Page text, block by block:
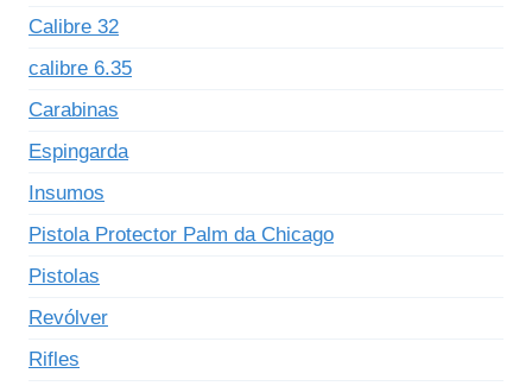
Calibre 32
calibre 6.35
Carabinas
Espingarda
Insumos
Pistola Protector Palm da Chicago
Pistolas
Revólver
Rifles